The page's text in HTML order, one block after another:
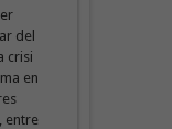
del
crisi
en
entre